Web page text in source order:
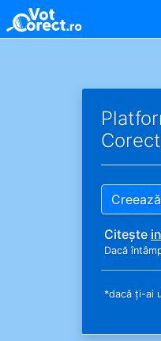
to
Corect
Citește
Dacă
*dacă ți-ai